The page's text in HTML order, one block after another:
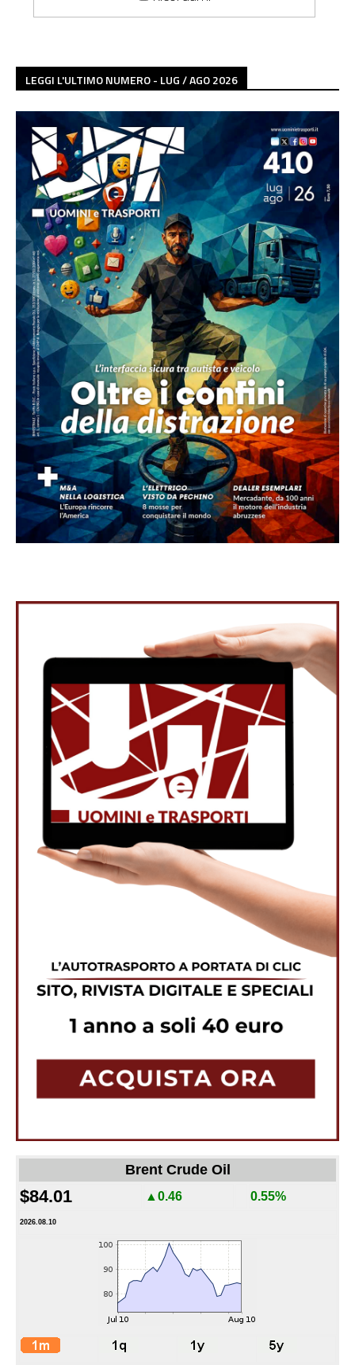
LEGGI L'ULTIMO NUMERO - LUG / AGO 2026
Brent Crude Oil
$84.01 ▲0.46 0.55%
2026.08.10